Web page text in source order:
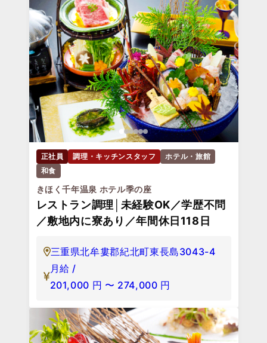
正社員 調理・キッチンスタッフ
ホテル・旅館
和食
きほく千年温泉 ホテル季の座
レストラン調理│未経験OK／学歴不問
／敷地内に寮あり／年間休日118日
三重県北牟婁郡紀北町東長島3043-4
月給 /
201,000 円 〜 274,000 円